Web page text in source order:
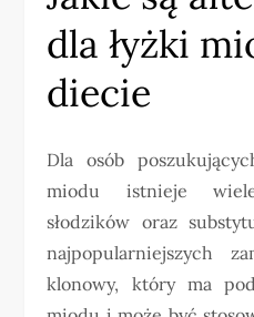
dla łyżki
diecie
Dla osób
miodu istnieje
słodzików oraz
najpopularniejszych
klonowy, który ma